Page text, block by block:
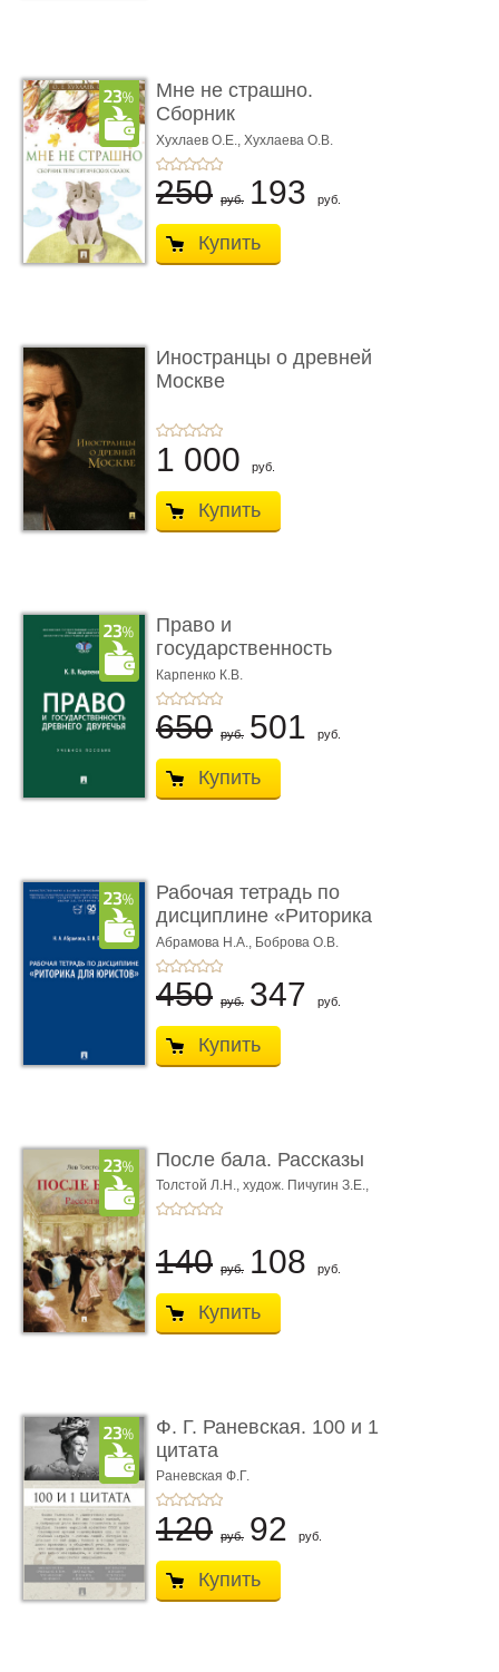
Мне не страшно.
Сборник
терапевтических
сказо� ...
Хухлаев О.Е., Хухлаева О.В.
250 руб. 193 руб.
Купить
Иностранцы о древней
Москве
1 000 руб.
Купить
Право и
государственность
Древнего Двуречья. �
...
Карпенко К.В.
650 руб. 501 руб.
Купить
Рабочая тетрадь по
дисциплине «Риторика
для ю� ...
Абрамова Н.А., Боброва О.В.
450 руб. 347 руб.
Купить
После бала. Рассказы
Толстой Л.Н., худож. Пичугин З.Е.,
худож. Лебедев А.И.,
140 руб. 108 руб.
Купить
Ф. Г. Раневская. 100 и 1
цитата
Раневская Ф.Г.
120 руб. 92 руб.
Купить